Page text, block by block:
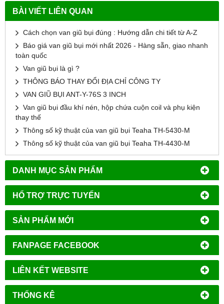
DANH MỤC SẢN PHẨM
HỔ TRỢ TRỰC TUYẾN
SẢN PHẨM MỚI
FANPAGE FACEBOOK
LIÊN KẾT WEBSITE
THỐNG KÊ
BÀI VIẾT LIÊN QUAN
Cách chọn van giũ bụi đúng : Hướng dẫn chi tiết từ A-Z
Báo giá van giũ bụi mới nhất 2026 - Hàng sẵn, giao nhanh
toàn quốc
Van giũ bụi là gì ?
THÔNG BÁO THAY ĐỔI ĐỊA CHỈ CÔNG TY
VAN GIŨ BỤI ANT-Y-76S 3 INCH
Van giũ bụi đầu khí nén, hộp chứa cuộn coil và phụ kiện
thay thế
Thông số kỹ thuật của van giũ bụi Teaha TH-5430-M
Thông số kỹ thuật của van giũ bụi Teaha TH-4430-M